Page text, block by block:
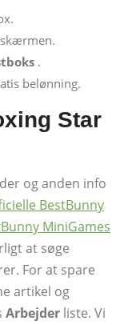
.
belønning.
Star
og anden info
BestBunny
MiniGames
at søge
For at spare
artikel og
Arbejder liste. Vi